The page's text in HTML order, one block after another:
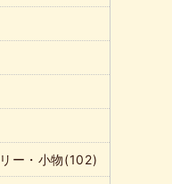
ー・小物(102)